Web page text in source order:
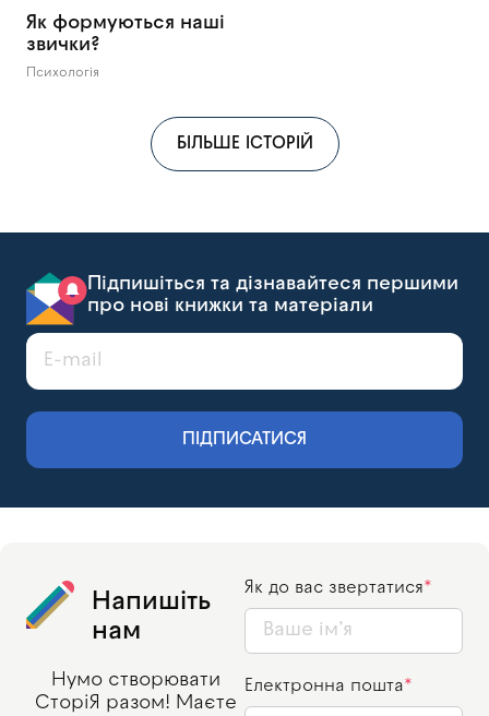
Як формуються наші
звички?
Психологія
БІЛЬШЕ ІСТОРІЙ
Підпишіться та дізнавайтеся першими
про нові книжки та матеріали
ПІДПИСАТИСЯ
Напишіть
нам
Нумо створювати
СторіЯ разом! Маєте
Як до вас звертатися
Електронна пошта